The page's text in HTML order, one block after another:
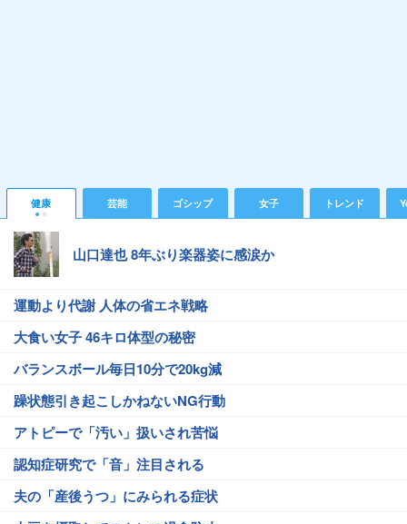
健康 芸能 ゴシップ 女子 トレンド
山口達也 8年ぶり楽器姿に感涙か
運動より代謝 人体の省エネ戦略
大食い女子 46キロ体型の秘密
バランスボール毎日10分で20kg減
躁状態引き起こしかねないNG行動
アトピーで「汚い」扱いされ苦悩
認知症研究で「音」注目される
夫の「産後うつ」にみられる症状